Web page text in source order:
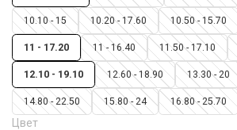
10.10 - 15 10.20 - 17.60 10.50 - 15.70
11 - 17.20 11 - 16.40 11.50 - 17.10
12.10 - 19.10 12.60 - 18.90 13.30 - 20
14.80 - 22.50 15.80 - 24 16.80 - 25.70
Цвет